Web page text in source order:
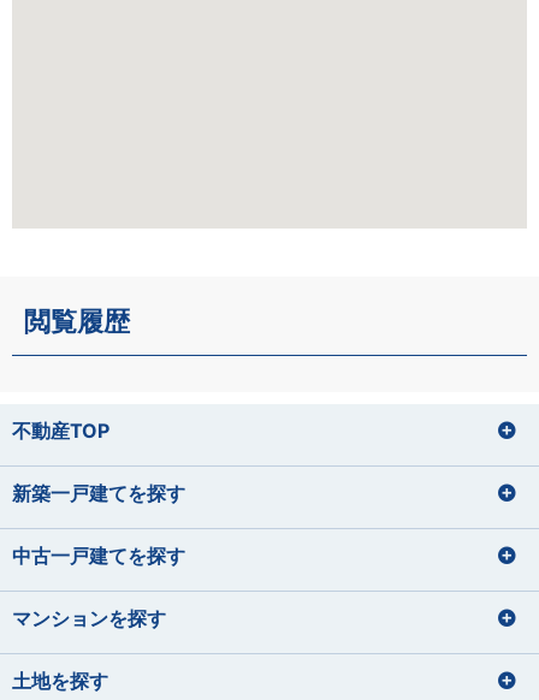
閲覧履歴
不動産TOP
新築一戸建てを探す
中古一戸建てを探す
マンションを探す
土地を探す